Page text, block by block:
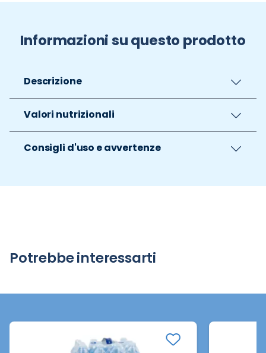
Informazioni su questo prodotto
Descrizione
Valori nutrizionali
Consigli d'uso e avvertenze
Potrebbe interessarti